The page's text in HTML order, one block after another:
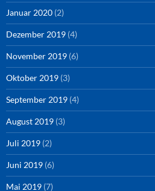
Januar 2020 (2)
Dezember 2019 (4)
November 2019 (6)
Oktober 2019 (3)
September 2019 (4)
August 2019 (3)
Juli 2019 (2)
Juni 2019 (6)
Mai 2019 (7)